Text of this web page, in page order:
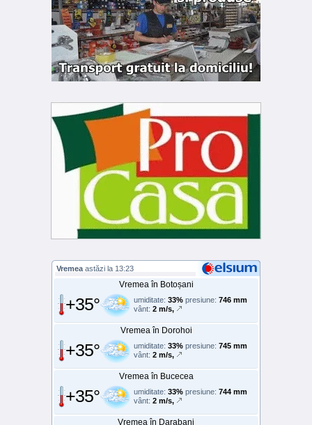
Vremea astăzi la 13:23
Vremea în Botoșani
+35° umiditate: 33% presiune: 746 mm
vânt: 2 m/s,
Vremea în Dorohoi
+35° umiditate: 33% presiune: 745 mm
vânt: 2 m/s,
Vremea în Bucecea
+35° umiditate: 33% presiune: 744 mm
vânt: 2 m/s,
Vremea în Darabani